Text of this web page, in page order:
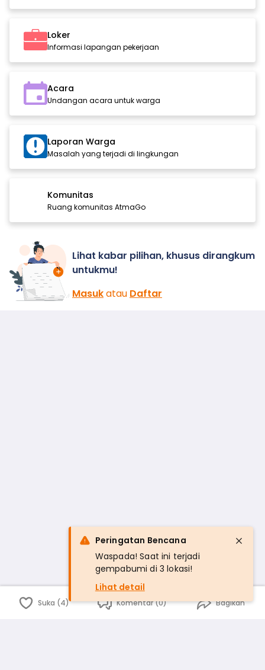
Loker
Informasi lapangan pekerjaan
Acara
Undangan acara untuk warga
Laporan Warga
Masalah yang terjadi di lingkungan
Komunitas
Ruang komunitas AtmaGo
Lihat kabar pilihan, khusus dirangkum
untukmu!
Masukatau Daftar
Suka (4) Komentar (0) Bagikan
Peringatan Bencana
Waspada! Saat ini terjadi
gempabumi di 3 lokasi!
Lihat detail